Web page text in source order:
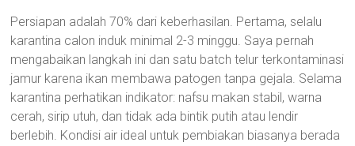
Persiapan adalah 70% dari keberhasilan. Pertama, selalu
karantina calon induk minimal 2-3 minggu. Saya pernah
mengabaikan langkah ini dan satu batch telur terkontaminasi
jamur karena ikan membawa patogen tanpa gejala. Selama
karantina perhatikan indikator: nafsu makan stabil, warna
cerah, sirip utuh, dan tidak ada bintik putih atau lendir
berlebih. Kondisi air ideal untuk pembiakan biasanya berada